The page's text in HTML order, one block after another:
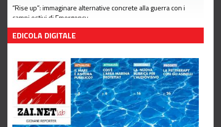
“Rise up”: immaginare alternative concrete alla guerra con i
campi estivi di Emergency
Leggi tutto
EDICOLA DIGITALE